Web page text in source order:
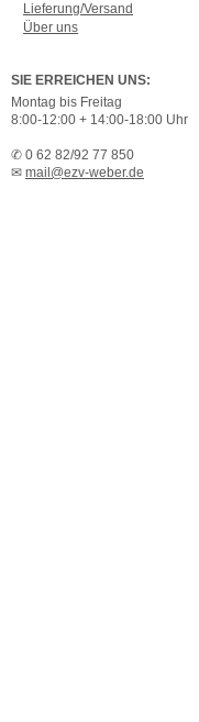
Lieferung/Versand
Über uns
SIE ERREICHEN UNS:
Montag bis Freitag
8:00-12:00 + 14:00-18:00 Uhr
✆ 0 62 82/92 77 850
✉ mail@ezv-weber.de